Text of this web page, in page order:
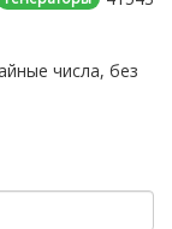
числа, без